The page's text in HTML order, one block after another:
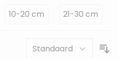
10-20 cm 21-30 cm